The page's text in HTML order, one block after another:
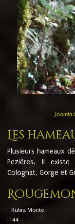
Joomla
Les
Plusieurs hameaux
Pezières. Il existe
Colognat, Gorge et
Rubra Monte
1144